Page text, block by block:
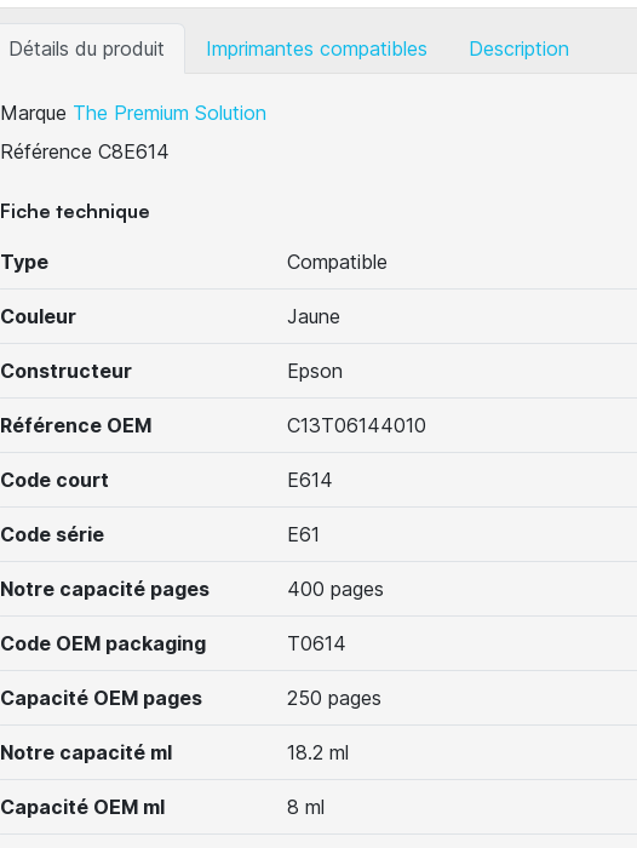
Détails du produit Imprimantes compatibles Description
Marque The Premium Solution
Référence C8E614
Fiche technique
Type Compatible
Couleur Jaune
Constructeur Epson
Référence OEM C13T06144010
Code court E614
Code série E61
Notre capacité pages 400 pages
Code OEM packaging T0614
Capacité OEM pages 250 pages
Notre capacité ml 18.2 ml
Capacité OEM ml 8 ml